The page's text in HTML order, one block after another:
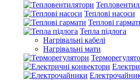
Теплові насоси
Теплові
Тепла підлога
Нагрівальні кабелі
Нагрівальні мати